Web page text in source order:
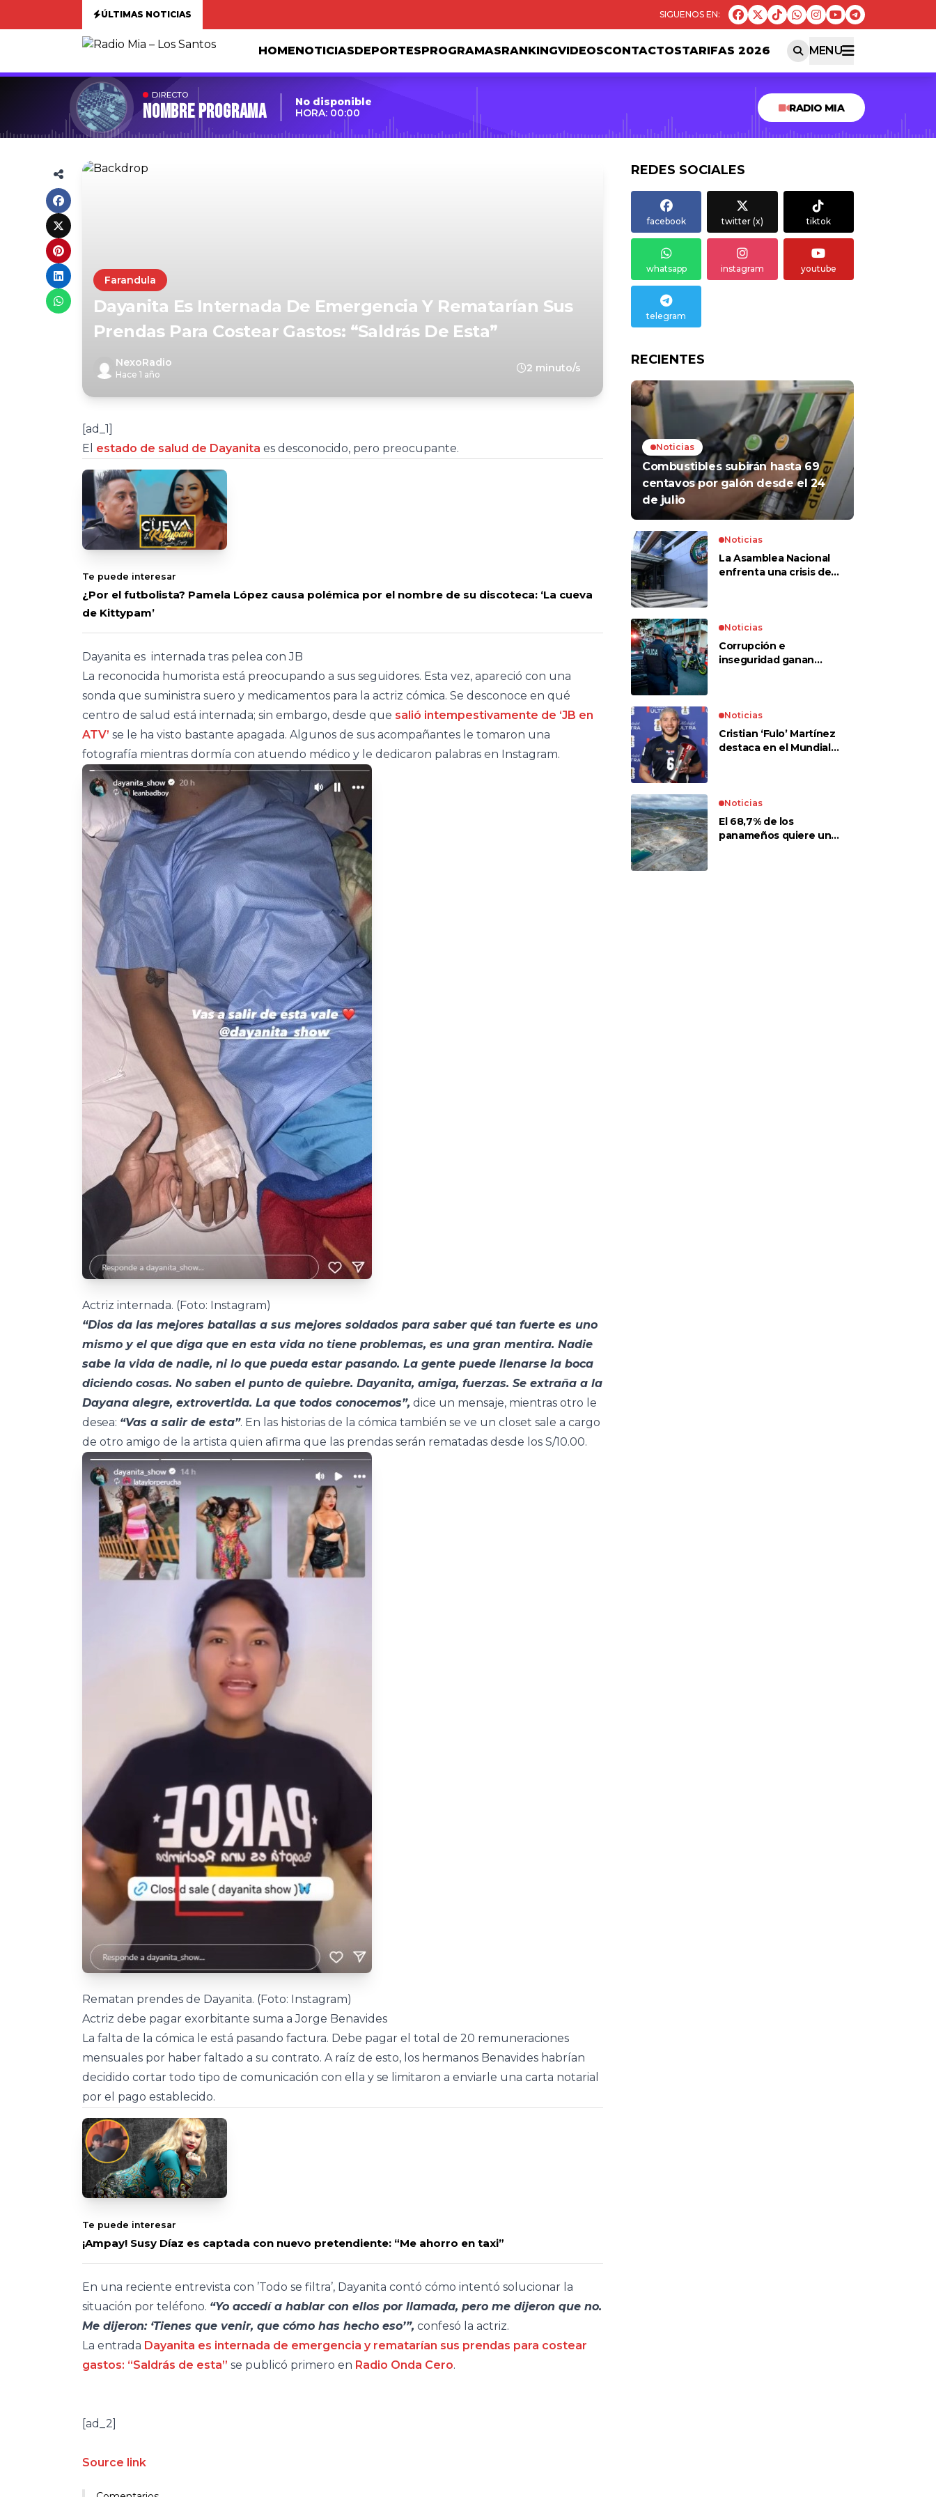
ÚLTIMAS NOTICIAS
HOMENOTICIASDEPORTESPROGRAMASRANKINGVIDEOSCONTACTOSTARIFAS 2026 MENU
DIRECTO
Nombre Programa
No disponible
HORA: 00:00
RADIO MIA
Farandula
Dayanita Es Internada De Emergencia Y Rematarían Sus
Prendas Para Costear Gastos: “Saldrás De Esta”
NexoRadio
Hace 1 año
2 minuto/s
[ad_1]
El estado de salud de Dayanita es desconocido, pero preocupante.
Te puede interesar
¿Por el futbolista? Pamela López causa polémica por el nombre de su discoteca: ‘La cueva
de Kittypam’
Dayanita es internada tras pelea con JB
La reconocida humorista está preocupando a sus seguidores. Esta vez, apareció con una
sonda que suministra suero y medicamentos para la actriz cómica. Se desconoce en qué
centro de salud está internada; sin embargo, desde que salió intempestivamente de ‘JB en
ATV’ se le ha visto bastante apagada. Algunos de sus acompañantes le tomaron una
fotografía mientras dormía con atuendo médico y le dedicaron palabras en Instagram.
Actriz internada. (Foto: Instagram)
“Dios da las mejores batallas a sus mejores soldados para saber qué tan fuerte es uno
mismo y el que diga que en esta vida no tiene problemas, es una gran mentira. Nadie
sabe la vida de nadie, ni lo que pueda estar pasando. La gente puede llenarse la boca
diciendo cosas. No saben el punto de quiebre. Dayanita, amiga, fuerzas. Se extraña a la
Dayana alegre, extrovertida. La que todos conocemos”, dice un mensaje, mientras otro le
desea: “Vas a salir de esta”. En las historias de la cómica también se ve un closet sale a cargo
de otro amigo de la artista quien afirma que las prendas serán rematadas desde los S/10.00.
Rematan prendes de Dayanita. (Foto: Instagram)
Actriz debe pagar exorbitante suma a Jorge Benavides
La falta de la cómica le está pasando factura. Debe pagar el total de 20 remuneraciones
mensuales por haber faltado a su contrato. A raíz de esto, los hermanos Benavides habrían
decidido cortar todo tipo de comunicación con ella y se limitaron a enviarle una carta notarial
por el pago establecido.
Te puede interesar
¡Ampay! Susy Díaz es captada con nuevo pretendiente: “Me ahorro en taxi”
En una reciente entrevista con ’Todo se filtra’, Dayanita contó cómo intentó solucionar la
situación por teléfono. “Yo accedí a hablar con ellos por llamada, pero me dijeron que no.
Me dijeron: ‘Tienes que venir, que cómo has hecho eso’”, confesó la actriz.
La entrada Dayanita es internada de emergencia y rematarían sus prendas para costear
gastos: “Saldrás de esta” se publicó primero en Radio Onda Cero.
[ad_2]
Source link
REDES SOCIALES
facebook twitter (x) tiktok
whatsapp instagram youtube
telegram
RECIENTES
Noticias
Combustibles subirán hasta 69
centavos por galón desde el 24
de julio
Noticias
La Asamblea Nacional
enfrenta una crisis de
Noticias
Corrupción e
inseguridad ganan
Noticias
Cristian ‘Fulo’ Martínez
destaca en el Mundial
Noticias
El 68,7% de los
panameños quiere un